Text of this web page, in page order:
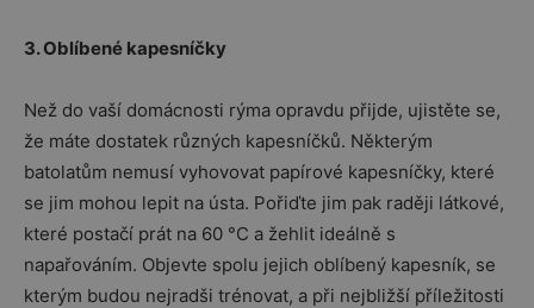
3. Oblíbené kapesníčky
Než do vaší domácnosti rýma opravdu přijde, ujistěte se,
že máte dostatek různých kapesníčků. Některým
batolatům nemusí vyhovovat papírové kapesníčky, které
se jim mohou lepit na ústa. Pořiďte jim pak raději látkové,
které postačí prát na 60 °C a žehlit ideálně s
napařováním. Objevte spolu jejich oblíbený kapesník, se
kterým budou nejradši trénovat, a při nejbližší příležitosti